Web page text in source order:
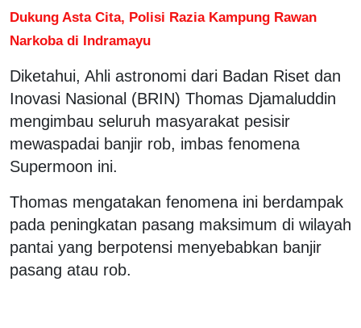
Dukung Asta Cita, Polisi Razia Kampung Rawan
Narkoba di Indramayu
Diketahui, Ahli astronomi dari Badan Riset dan
Inovasi Nasional (BRIN) Thomas Djamaluddin
mengimbau seluruh masyarakat pesisir
mewaspadai banjir rob, imbas fenomena
Supermoon ini.
Thomas mengatakan fenomena ini berdampak
pada peningkatan pasang maksimum di wilayah
pantai yang berpotensi menyebabkan banjir
pasang atau rob.